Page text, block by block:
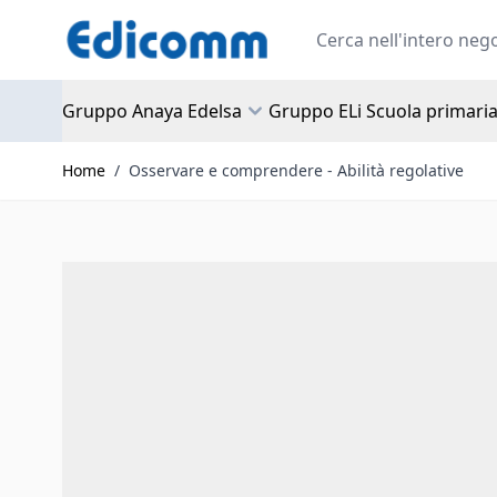
Search
Gruppo Anaya Edelsa Gruppo ELi Scuola primaria
Home / Osservare e comprendere - Abilità regolative